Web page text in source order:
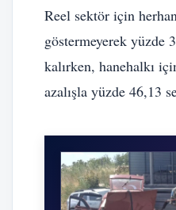
Reel sektör için
göstermeyerek yüzde
kalırken, hanehalkı
azalışla yüzde 46,13